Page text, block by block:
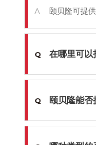
A 颐贝隆可提
Q 在哪里可以
Q 颐贝隆能否